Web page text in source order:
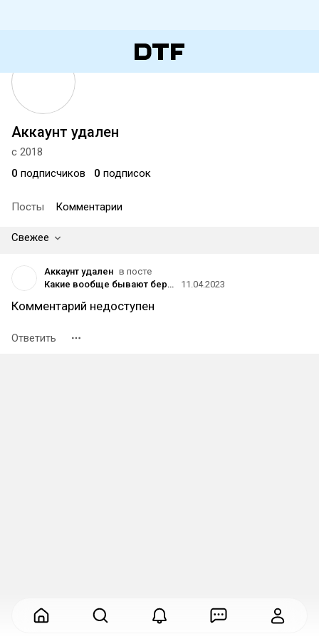
Аккаунт удален
с 2018
0 подписчиков 0 подписок
Посты Комментарии
Свежее
Аккаунт удален в посте
Какие вообще бывают беруши?
11.04.2023
Комментарий недоступен
Ответить